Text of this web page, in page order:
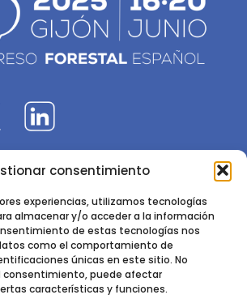
consentimiento
experiencias, utilizamos tecnologías
almacenar y/o acceder a la información
de estas tecnologías nos
como el comportamiento de
únicas en este sitio. No
consentimiento, puede afectar
características y funciones.
actividad promovida por laSociedad
Ciencias Forestales, INIA-CSIC
la Coruña km 7,5 - 28040 Madrid